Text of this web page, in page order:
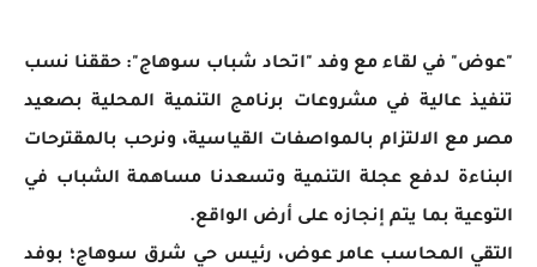
"عوض" في لقاء مع وفد "اتحاد شباب سوهاج": حققنا نسب
تنفيذ عالية في مشروعات برنامج التنمية المحلية بصعيد
مصر مع الالتزام بالمواصفات القياسية، ونرحب بالمقترحات
البناءة لدفع عجلة التنمية وتسعدنا مساهمة الشباب في
التوعية بما يتم إنجازه على أرض الواقع.
التقي المحاسب عامر عوض، رئيس حي شرق سوهاج؛ بوفد